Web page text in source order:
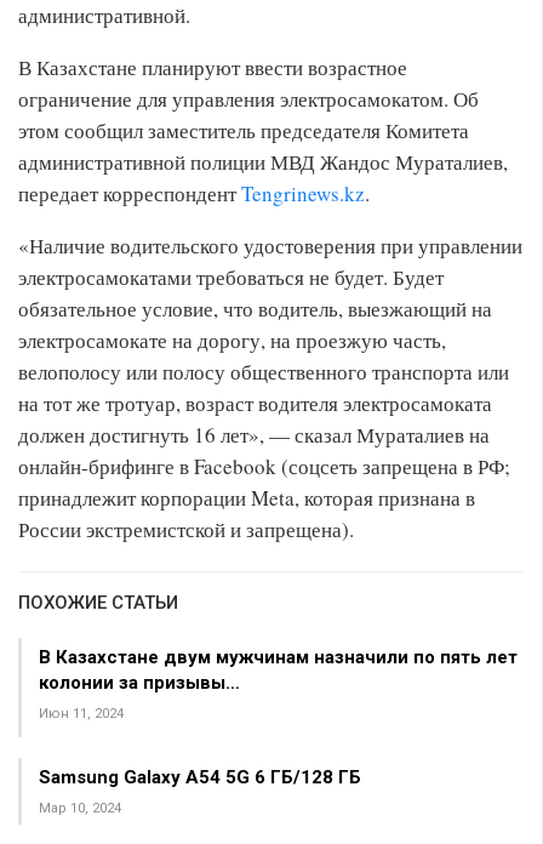
административной.
В Казахстане планируют ввести возрастное
ограничение для управления электросамокатом. Об
этом сообщил заместитель председателя Комитета
административной полиции МВД Жандос Мураталиев,
передает корреспондентTengrinews.kz.
«Наличие водительского удостоверения при управлении
электросамокатами требоваться не будет. Будет
обязательное условие, что водитель, выезжающий на
электросамокате на дорогу, на проезжую часть,
велополосу или полосу общественного транспорта или
на тот же тротуар, возраст водителя электросамоката
должен достигнуть 16 лет», — сказал Мураталиев на
онлайн-брифинге в Facebook (соцсеть запрещена в РФ;
принадлежит корпорации Meta, которая признана в
России экстремистской и запрещена).
ПОХОЖИЕ СТАТЬИ
В Казахстане двум мужчинам назначили по пять лет
колонии за призывы…
Июн 11, 2024
Samsung Galaxy A54 5G 6 ГБ/128 ГБ
Мар 10, 2024